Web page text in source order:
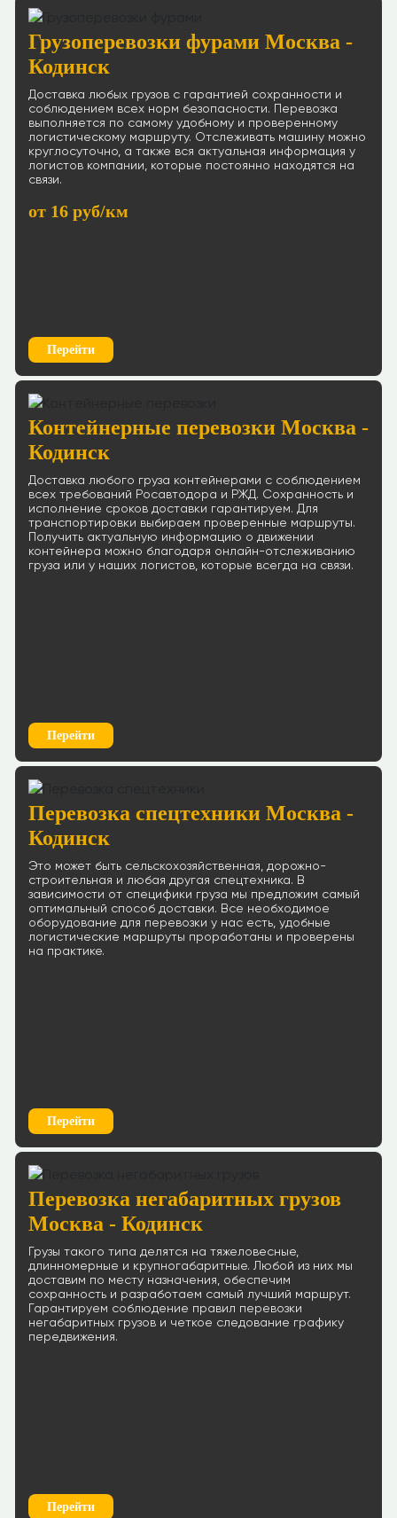
Грузоперевозки фурами Москва -
Кодинск
Доставка любых грузов с гарантией сохранности и
соблюдением всех норм безопасности. Перевозка
выполняется по самому удобному и проверенному
логистическому маршруту. Отслеживать машину можно
круглосуточно, а также вся актуальная информация у
логистов компании, которые постоянно находятся на
связи.
от 16 руб/км
Перейти
Контейнерные перевозки Москва -
Кодинск
Доставка любого груза контейнерами с соблюдением
всех требований Росавтодора и РЖД. Сохранность и
исполнение сроков доставки гарантируем. Для
транспортировки выбираем проверенные маршруты.
Получить актуальную информацию о движении
контейнера можно благодаря онлайн-отслеживанию
груза или у наших логистов, которые всегда на связи.
Перейти
Перевозка спецтехники Москва -
Кодинск
Это может быть сельскохозяйственная, дорожно-
строительная и любая другая спецтехника. В
зависимости от специфики груза мы предложим самый
оптимальный способ доставки. Все необходимое
оборудование для перевозки у нас есть, удобные
логистические маршруты проработаны и проверены
на практике.
Перейти
Перевозка негабаритных грузов
Москва - Кодинск
Грузы такого типа делятся на тяжеловесные,
длинномерные и крупногабаритные. Любой из них мы
доставим по месту назначения, обеспечим
сохранность и разработаем самый лучший маршрут.
Гарантируем соблюдение правил перевозки
негабаритных грузов и четкое следование графику
передвижения.
Перейти